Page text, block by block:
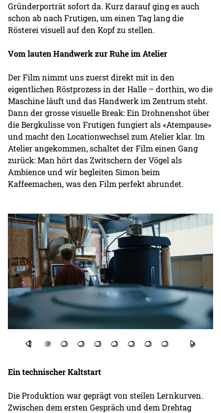
Gründerporträt sofort da. Kurz darauf ging es auch
schon ab nach Frutigen, um einen Tag lang die
Rösterei visuell auf den Kopf zu stellen.
Vom lauten Handwerk zur Ruhe im Atelier
Der Film nimmt uns zuerst direkt mit in den
eigentlichen Röstprozess in der Halle – dorthin, wo die
Maschine läuft und das Handwerk im Zentrum steht.
Dann der grosse visuelle Break: Ein Drohnenshot über
die Bergkulisse von Frutigen fungiert als «Atempause»
und macht den Locationwechsel zum Atelier klar. Im
Atelier angekommen, schaltet der Film einen Gang
zurück: Man hört das Zwitschern der Vögel als
Ambience und wir begleiten Simon beim
Kaffeemachen, was den Film perfekt abrundet.
Ein technischer Kaltstart
Die Produktion war geprägt von steilen Lernkurven.
Zwischen dem ersten Gespräch und dem Drehtag